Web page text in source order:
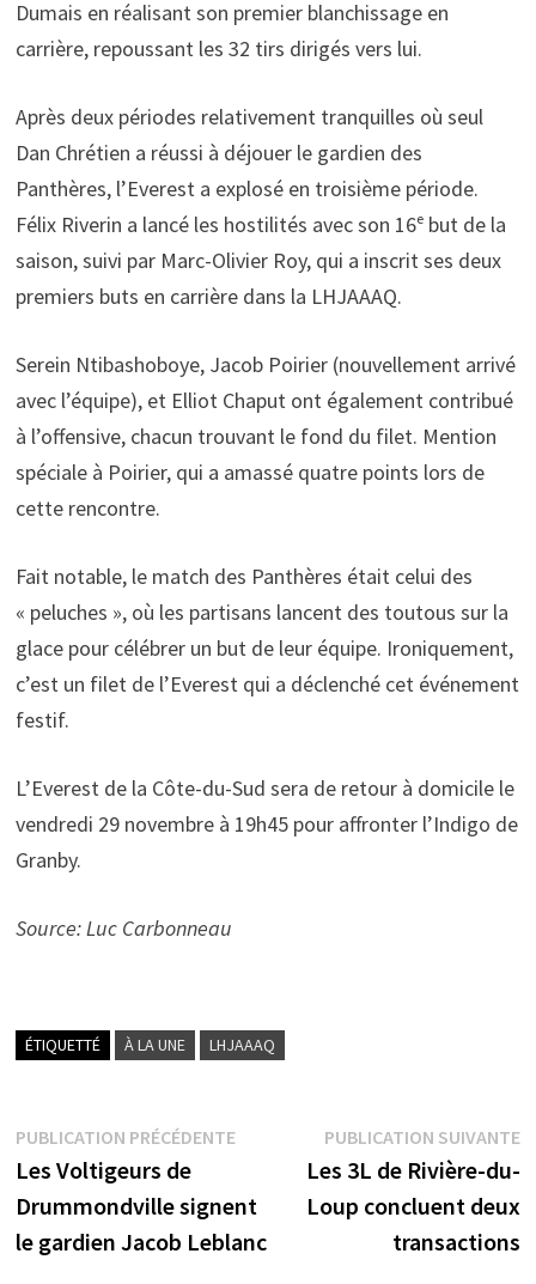
Dumais en réalisant son premier blanchissage en
carrière, repoussant les 32 tirs dirigés vers lui.
Après deux périodes relativement tranquilles où seul
Dan Chrétien a réussi à déjouer le gardien des
Panthères, l’Everest a explosé en troisième période.
Félix Riverin a lancé les hostilités avec son 16ᵉ but de la
saison, suivi par Marc-Olivier Roy, qui a inscrit ses deux
premiers buts en carrière dans la LHJAAAQ.
Serein Ntibashoboye, Jacob Poirier (nouvellement arrivé
avec l’équipe), et Elliot Chaput ont également contribué
à l’offensive, chacun trouvant le fond du filet. Mention
spéciale à Poirier, qui a amassé quatre points lors de
cette rencontre.
Fait notable, le match des Panthères était celui des
« peluches », où les partisans lancent des toutous sur la
glace pour célébrer un but de leur équipe. Ironiquement,
c’est un filet de l’Everest qui a déclenché cet événement
festif.
L’Everest de la Côte-du-Sud sera de retour à domicile le
vendredi 29 novembre à 19h45 pour affronter l’Indigo de
Granby.
Source: Luc Carbonneau
ÉTIQUETTÉ À LA UNE LHJAAAQ
Navigation
de
l’article
PUBLICATION PRÉCÉDENTEPublication
précédente :
Les Voltigeurs de
Drummondville signent
le gardien Jacob Leblanc
PUBLICATION SUIVANTE
Les 3L de Rivière-du-
Loup concluent deux
transactions